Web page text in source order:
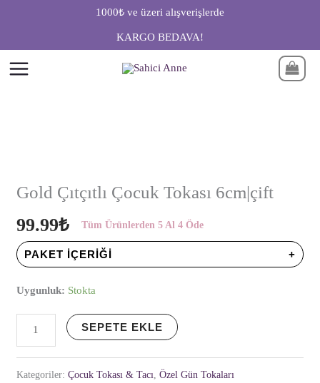
1000₺ ve üzeri alışverişlerde
KARGO BEDAVA!
Gold Çıtçıtlı Çocuk Tokası 6cm|çift
99.99₺ Tüm Ürünlerden 5 Al 4 Öde
PAKET İÇERIĞI
Uygunluk: Stokta
Çocuk
Tokası
6cm|
adet
SEPETE EKLE
Kategoriler:Çocuk Tokası & Tacı,Özel Gün Tokaları